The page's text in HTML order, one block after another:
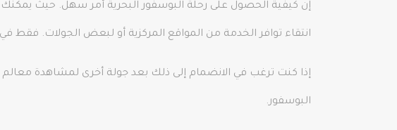
إن كيفية الحصول على رحلة البوسفور البحرية أمر سهل. حيث يمكنك
انتقاء توافر الخدمة من المواقع المركزية أو لبعض الجولات.
إذا كنت ترغب في الانضمام إلى ذلك بعد جولة أخرى لمشاهدة
البوسفور.